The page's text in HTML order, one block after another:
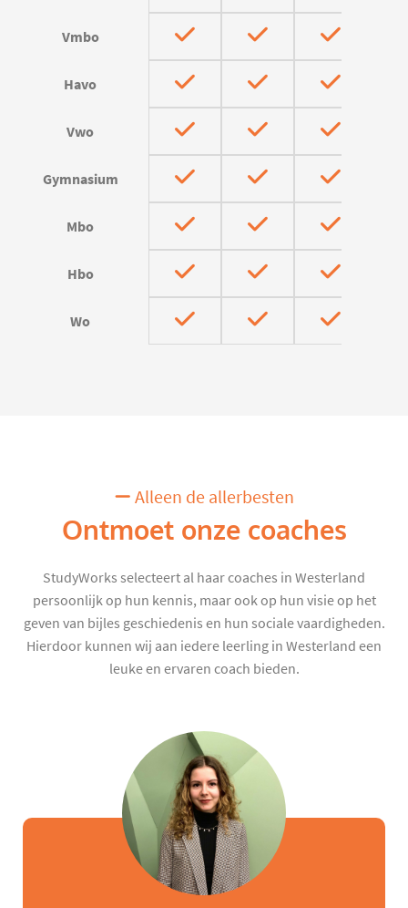
Vmbo
Havo
Vwo
Gymnasium
Mbo
Hbo
Wo
Alleen de allerbesten
Ontmoet onze coaches
StudyWorks selecteert al haar coaches in Westerland
persoonlijk op hun kennis, maar ook op hun visie op het
geven van bijles geschiedenis en hun sociale vaardigheden.
Hierdoor kunnen wij aan iedere leerling in Westerland een
leuke en ervaren coach bieden.